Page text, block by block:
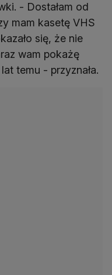
- Dostałam od
mam kasetę VHS
się, że nie
wam pokażę
temu - przyznała.